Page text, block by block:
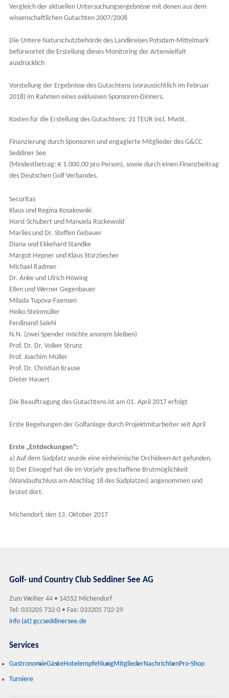
Vergleich der aktuellen Untersuchungsergebnisse mit denen aus dem
wissenschaftlichen Gutachten 2007/2008
Die Untere Naturschutzbehörde des Landkreises Potsdam-Mittelmark
befürwortet die Erstellung dieses Monitoring der Artenvielfalt
ausdrücklich
Vorstellung der Ergebnisse des Gutachtens (voraussichtlich im Februar
2018) im Rahmen eines exklusiven Sponsoren-Dinners.
Kosten für die Erstellung des Gutachtens: 31 TEUR incl. MwSt.
Finanzierung durch Sponsoren und engagierte Mitglieder des G&CC
Seddiner See
(Mindestbetrag: € 1.000,00 pro Person), sowie durch einen Finanzbeitrag
des Deutschen Golf Verbandes.
Securitas
Klaus und Regina Kosakowski
Horst Schubert und Manuela Rückewold
Marlies und Dr. Steffen Gebauer
Diana und Ekkehard Standke
Margot Hepner und Klaus Stürzbecher
Michael Radmer
Dr. Anke und Ulrich Höwing
Ellen und Werner Gegenbauer
Milada Tupova-Faensen
Heiko Steinmüller
Ferdinand Salehi
N.N. (zwei Spender möchte anonym bleiben)
Prof. Dr. Dr. Volker Strunz
Prof. Joachim Müller
Prof. Dr. Christian Krause
Dieter Hauert
Die Beauftragung des Gutachtens ist am 01. April 2017 erfolgt
Erste Begehungen der Golfanlage durch Projektmitarbeiter seit April
Erste „Entdeckungen“:
a) Auf dem Südplatz wurde eine einheimische Orchideen-Art gefunden.
b) Der Eisvogel hat die im Vorjahr geschaffene Brutmöglichkeit
(Wandaufschluss am Abschlag 18 des Südplatzes) angenommen und
brütet dort.
Michendorf, den 13. Oktober 2017
Golf- und Country Club Seddiner See AG
Zum Weiher 44 • 14552 Michendorf
Tel: 033205 732-0 • Fax: 033205 732-29
info (at) gccseddinersee.de
Services
GastronomieGästeHotelempfehlungMitgliederNachrichtenPro-Shop
Turniere